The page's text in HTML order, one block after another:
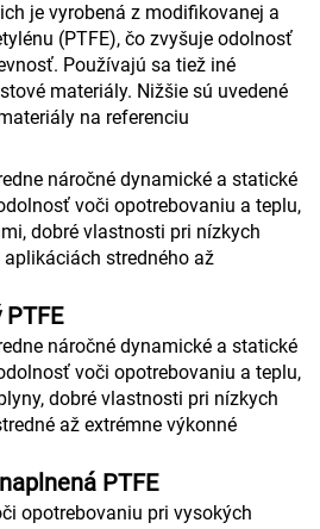
je vyrobená z modifikovanej a
(PTFE), čo zvyšuje odolnosť
Používajú sa tiež iné
materiály. Nižšie sú uvedené
na referenciu
náročné dynamické a statické
voči opotrebovaniu a teplu,
dobré vlastnosti pri nízkych
stredného až
náročné dynamické a statické
voči opotrebovaniu a teplu,
dobré vlastnosti pri nízkych
až extrémne výkonné
PTFE
opotrebovaniu pri vysokých